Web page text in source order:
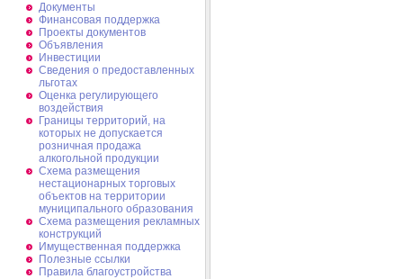
Документы
Финансовая поддержка
Проекты документов
Объявления
Инвестиции
Сведения о предоставленных
льготах
Оценка регулирующего
воздействия
Границы территорий, на
которых не допускается
розничная продажа
алкогольной продукции
Схема размещения
нестационарных торговых
объектов на территории
муниципального образования
Схема размещения рекламных
конструкций
Имущественная поддержка
Полезные ссылки
Правила благоустройства